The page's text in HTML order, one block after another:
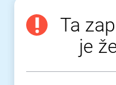
Ta
je